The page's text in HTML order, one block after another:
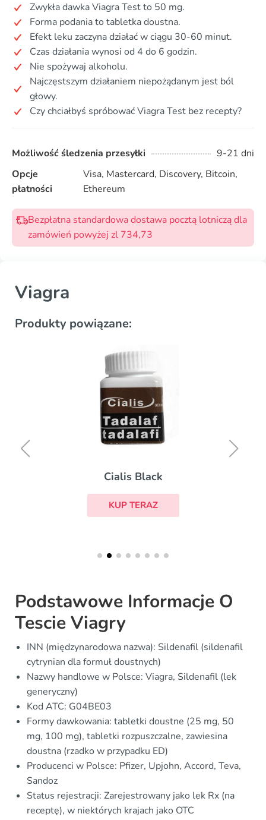
Zwykła dawka Viagra Test to 50 mg.
Forma podania to tabletka doustna.
Efekt leku zaczyna działać w ciągu 30-60 minut.
Czas działania wynosi od 4 do 6 godzin.
Nie spożywaj alkoholu.
Najczęstszym działaniem niepożądanym jest ból
głowy.
Czy chciałbyś spróbować Viagra Test bez recepty?
Możliwość śledzenia przesyłki
9-21 dni
Opcje
płatności
Visa, Mastercard, Discovery, Bitcoin,
Ethereum
Bezpłatna standardowa dostawa pocztą lotniczą dla
zamówień powyżej zl 734,73
Viagra
Produkty powiązane:
Cialis Black
KUP TERAZ
Podstawowe Informacje O
Tescie Viagry
INN (międzynarodowa nazwa): Sildenafil (sildenafil
cytrynian dla formuł doustnych)
Nazwy handlowe w Polsce: Viagra, Sildenafil (lek
generyczny)
Kod ATC: G04BE03
Formy dawkowania: tabletki doustne (25 mg, 50
mg, 100 mg), tabletki rozpuszczalne, zawiesina
doustna (rzadko w przypadku ED)
Producenci w Polsce: Pfizer, Upjohn, Accord, Teva,
Sandoz
Status rejestracji: Zarejestrowany jako lek Rx (na
receptę), w niektórych krajach jako OTC